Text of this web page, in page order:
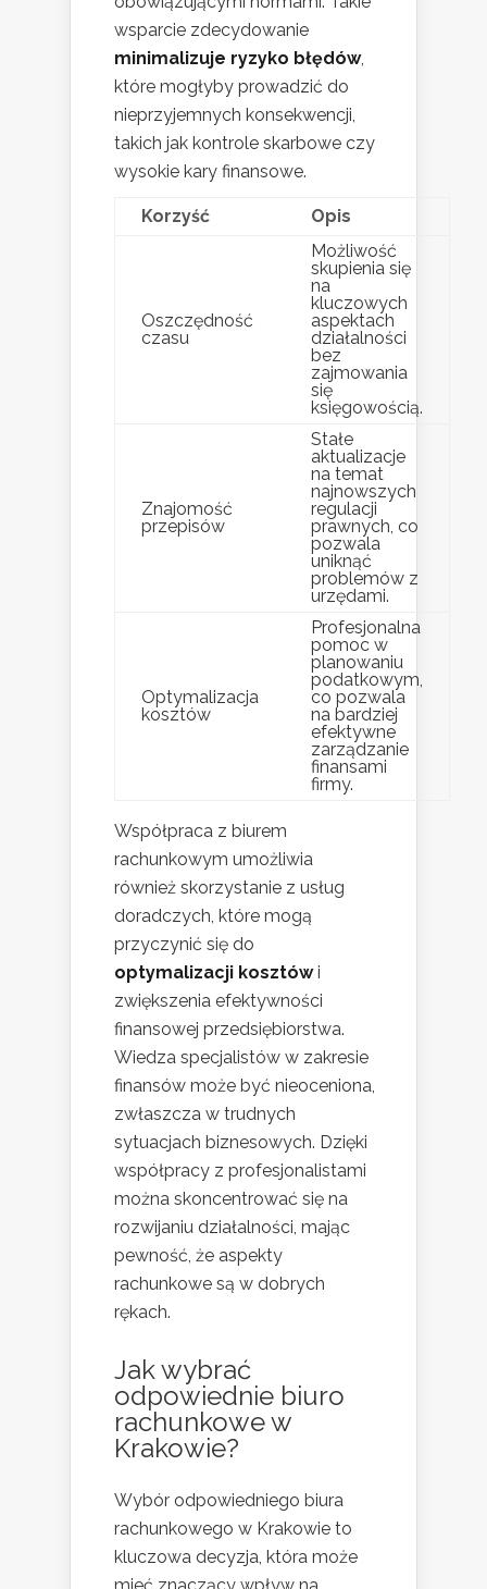
wsparcie zdecydowanie
minimalizuje ryzyko błędów,
które mogłyby prowadzić do
nieprzyjemnych konsekwencji,
takich jak kontrole skarbowe czy
wysokie kary finansowe.
Korzyść Opis
Oszczędność
czasu
Możliwość
skupienia się
na
kluczowych
aspektach
działalności
bez
zajmowania
się
księgowością.
Znajomość
przepisów
Stałe
aktualizacje
na temat
najnowszych
regulacji
prawnych, co
pozwala
uniknąć
problemów z
urzędami.
Optymalizacja
kosztów
Profesjonalna
pomoc w
planowaniu
podatkowym,
co pozwala
na bardziej
efektywne
zarządzanie
finansami
firmy.
Współpraca z biurem
rachunkowym umożliwia
również skorzystanie z usług
doradczych, które mogą
przyczynić się do
optymalizacji kosztówi
zwiększenia efektywności
finansowej przedsiębiorstwa.
Wiedza specjalistów w zakresie
finansów może być nieoceniona,
zwłaszcza w trudnych
sytuacjach biznesowych. Dzięki
współpracy z profesjonalistami
można skoncentrować się na
rozwijaniu działalności, mając
pewność, że aspekty
rachunkowe są w dobrych
rękach.
Jak wybrać
odpowiednie biuro
rachunkowe w
Krakowie?
Wybór odpowiedniego biura
rachunkowego w Krakowie to
kluczowa decyzja, która może